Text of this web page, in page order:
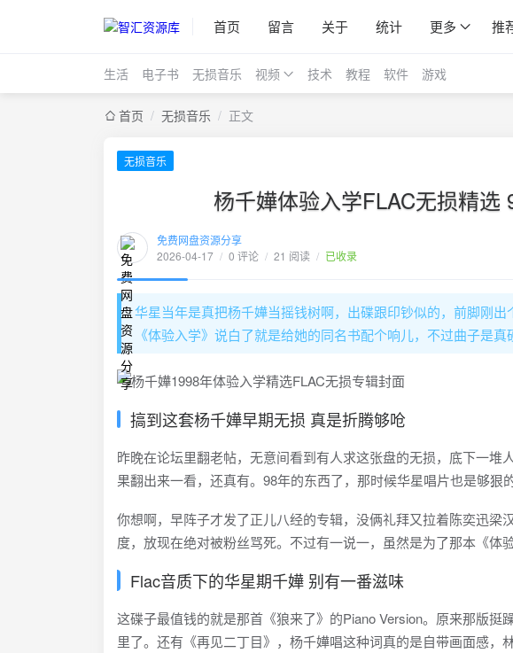
首页 留言 关于 统计 更多 推
生活 电子书 无损音乐 视频 技术 教程 软件 游戏
首页 / 无损音乐 / 正文
无损音乐
杨千嬅体验入学FLAC无损精选
免费网盘资源分享
2026-04-17 / 0 评论 / 21 阅读 / 已收录
华星当年是真把杨千嬅当摇钱树啊，出碟跟印钞似的，前脚刚
《体验入学》说白了就是给她的同名书配个响儿，不过曲子是真
搞到这套杨千嬅早期无损 真是折腾够呛
昨晚在论坛里翻老帖，无意间看到有人求这张盘的无损，底下一
果翻出来一看，还真有。98年的东西了，那时候华星唱片也是够狠
你想啊，早阵子才发了正儿八经的专辑，没俩礼拜又拉着陈奕迅
度，放现在绝对被粉丝骂死。不过有一说一，虽然是为了那本《体
Flac音质下的华星期千嬅 别有一番滋味
这碟子最值钱的就是那首《狼来了》的Piano Version。原来那版
里了。还有《再见二丁目》，杨千嬅唱这种词真的是自带画面感，